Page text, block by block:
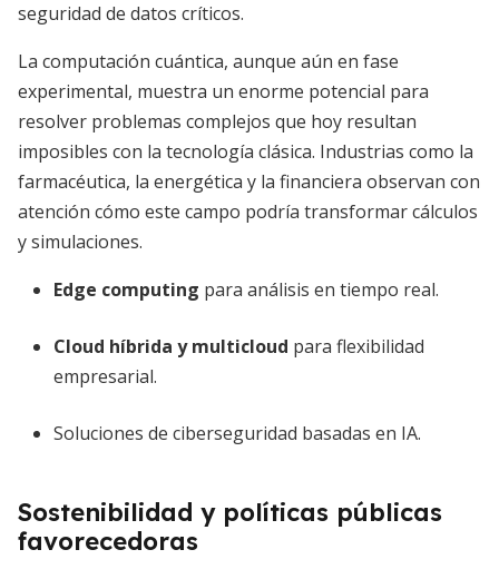
seguridad de datos críticos.
La computación cuántica, aunque aún en fase
experimental, muestra un enorme potencial para
resolver problemas complejos que hoy resultan
imposibles con la tecnología clásica. Industrias como la
farmacéutica, la energética y la financiera observan con
atención cómo este campo podría transformar cálculos
y simulaciones.
Edge computing para análisis en tiempo real.
Cloud híbrida y multicloud para flexibilidad
empresarial.
Soluciones de ciberseguridad basadas en IA.
Sostenibilidad y políticas públicas
favorecedoras